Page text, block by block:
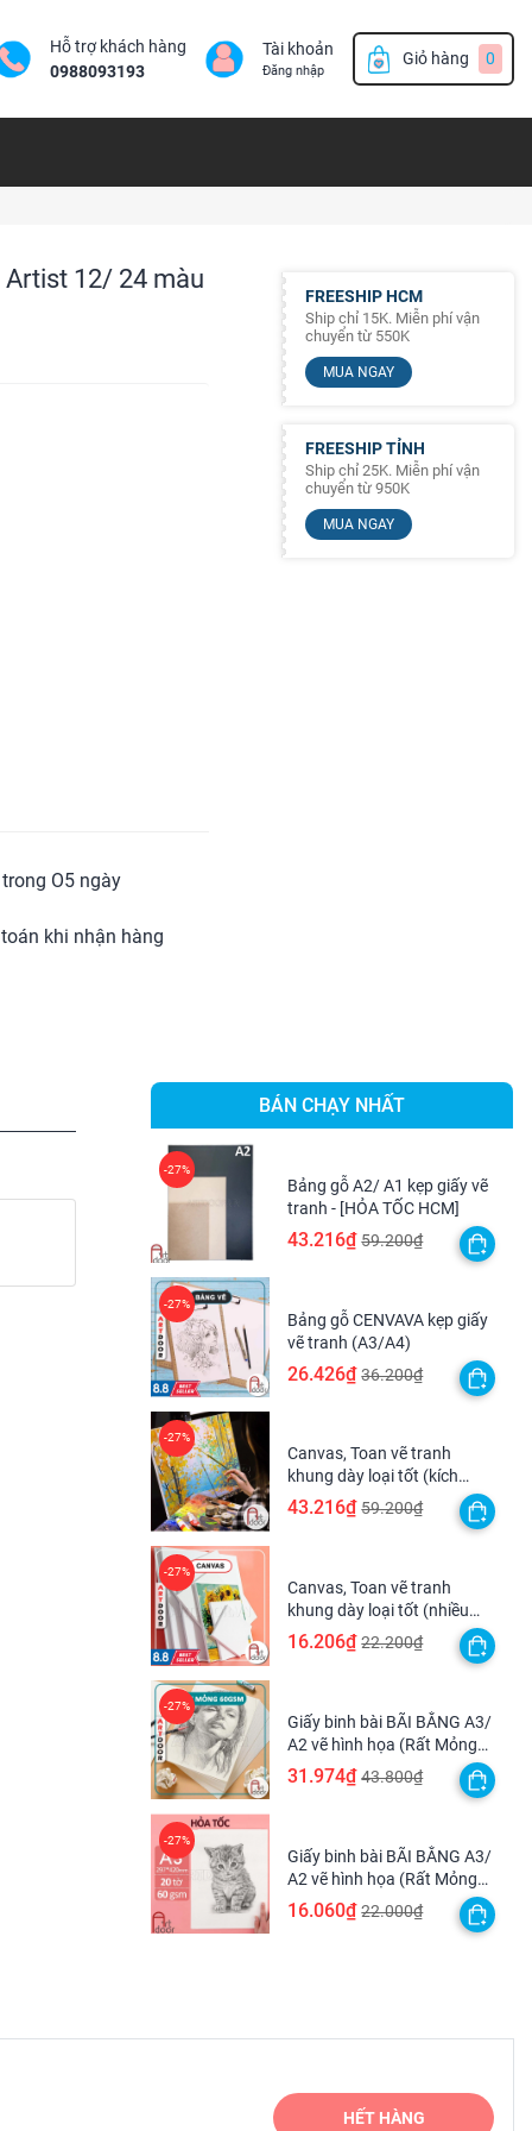
Hỗ trợ khách hàng
0988093193
Tài khoản
Đăng nhập
Giỏ hàng 0
Artist 12/ 24 màu
O5 ngày
khi nhận hàng
FREESHIP HCM
Ship chỉ 15K. Miễn phí vận
chuyển từ 550K
MUA NGAY
FREESHIP TỈNH
Ship chỉ 25K. Miễn phí vận
chuyển từ 950K
MUA NGAY
BÁN CHẠY NHẤT
Bảng gỗ A2/ A1 kẹp giấy vẽ
tranh - [HỎA TỐC HCM]
43.216₫ 59.200₫
Bảng gỗ CENVAVA kẹp giấy
vẽ tranh (A3/A4)
26.426₫ 36.200₫
Canvas, Toan vẽ tranh
khung dày loại tốt (kích
thước lớn) - [HỎA TỐC HCM]
43.216₫ 59.200₫
Canvas, Toan vẽ tranh
khung dày loại tốt (nhiều
kích thước)
16.206₫ 22.200₫
Giấy binh bài BÃI BẰNG A3/
A2 vẽ hình họa (Rất Mỏng
60gsm) vẽ nháp sau đó scan
31.974₫ 43.800₫
Giấy binh bài BÃI BẰNG A3/
A2 vẽ hình họa (Rất Mỏng
60gsm) vẽ nháp sau đó scan
lại - [HỎA TỐC HCM]
16.060₫ 22.000₫
HẾT HÀNG